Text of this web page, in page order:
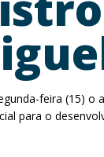
feira (15)
para o